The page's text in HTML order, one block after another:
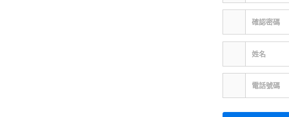
確認密碼
姓名
電話號碼